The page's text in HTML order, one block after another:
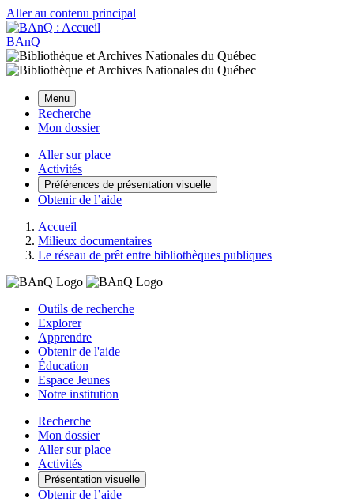
Aller au contenu principal
BAnQ
Menu
Recherche
Mon dossier
Aller sur place
Activités
Préférences de présentation visuelle
Obtenir de l’aide
Accueil
Milieux documentaires
Le réseau de prêt entre bibliothèques publiques
Outils de recherche
Explorer
Apprendre
Obtenir de l'aide
Éducation
Espace Jeunes
Notre institution
Recherche
Mon dossier
Aller sur place
Activités
Présentation visuelle
Obtenir de l’aide